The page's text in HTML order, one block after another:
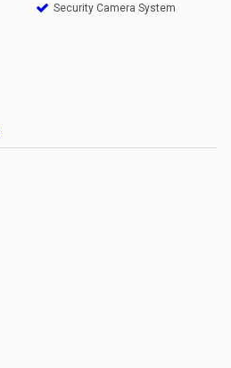
Security Camera System